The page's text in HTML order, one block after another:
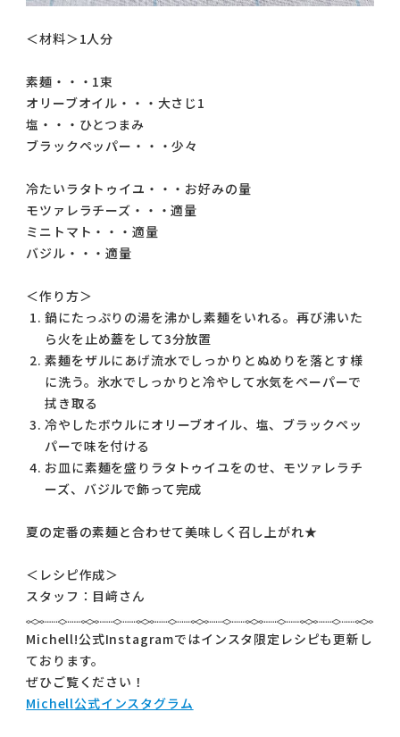
＜材料＞1人分
素麺・・・1束
オリーブオイル・・・大さじ1
塩・・・ひとつまみ
ブラックペッパー・・・少々
冷たいラタトゥイユ・・・お好みの量
モツァレラチーズ・・・適量
ミニトマト・・・適量
バジル・・・適量
＜作り方＞
鍋にたっぷりの湯を沸かし素麺をいれる。再び沸いた
ら火を止め蓋をして3分放置
素麺をザルにあげ流水でしっかりとぬめりを落とす様
に洗う。氷水でしっかりと冷やして水気をペーパーで
拭き取る
冷やしたボウルにオリーブオイル、塩、ブラックペッ
パーで味を付ける
お皿に素麺を盛りラタトゥイユをのせ、モツァレラチ
ーズ、バジルで飾って完成
夏の定番の素麺と合わせて美味しく召し上がれ★
＜レシピ作成＞
スタッフ：目﨑さん
Michell!公式Instagramではインスタ限定レシピも更新し
ております。
ぜひご覧ください！
Michell公式インスタグラム